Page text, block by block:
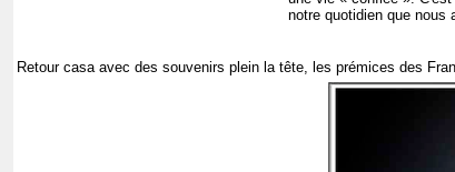
notre quotidien que nous
Retour casa avec des souvenirs plein la tête, les prémices des